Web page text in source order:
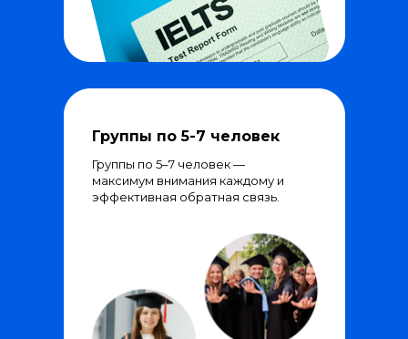
Группы по 5–7 человек —
максимум внимания каждому и
эффективная обратная связь.
Группы по 5-7 человек